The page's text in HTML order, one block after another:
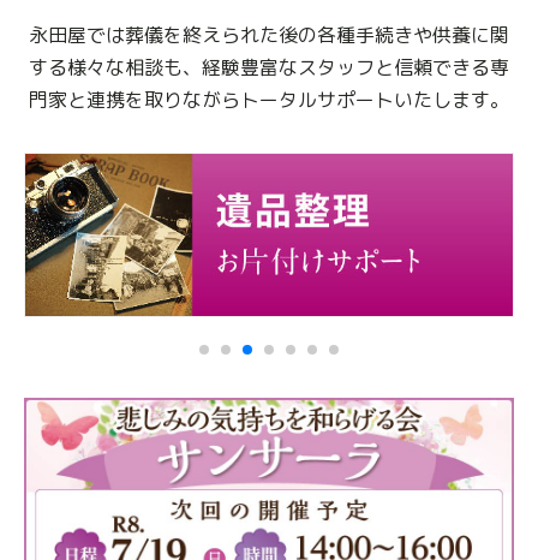
永田屋では葬儀を終えられた後の各種手続きや供養に関
する様々な相談も、 経験豊富なスタッフと信頼できる専
門家と連携を取りながらトータルサポートいたします。